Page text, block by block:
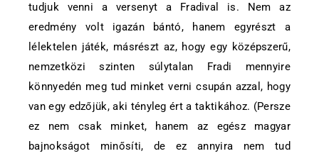
tudjuk venni a versenyt a Fradival is. Nem az
eredmény volt igazán bántó, hanem egyrészt a
lélektelen játék, másrészt az, hogy egy középszerű,
nemzetközi szinten súlytalan Fradi mennyire
könnyedén meg tud minket verni csupán azzal, hogy
van egy edzőjük, aki tényleg ért a taktikához. (Persze
ez nem csak minket, hanem az egész magyar
bajnokságot minősíti, de ez annyira nem tud